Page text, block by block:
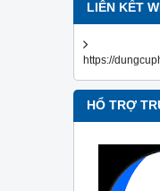
LIÊN KẾT
https://
HỔ TRỢ